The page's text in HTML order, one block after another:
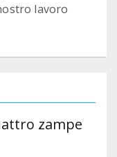
lavoro
zampe